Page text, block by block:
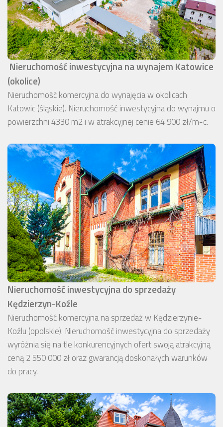
Nieruchomość inwestycyjna na wynajem Katowice
(okolice)
Nieruchomość komercyjna do wynajęcia w okolicach
Katowic (śląskie). Nieruchomość inwestycyjna do wynajmu o
powierzchni 4330 m2 i w atrakcyjnej cenie 64 900 zł/m-c.
Nieruchomość inwestycyjna do sprzedaży
Kędzierzyn-Koźle
Nieruchomość komercyjna na sprzedaż w Kędzierzynie-
Koźlu (opolskie). Nieruchomość inwestycyjna do sprzedaży
wyróżnia się na tle konkurencyjnych ofert swoją atrakcyjną
ceną 2 550 000 zł oraz gwarancją doskonałych warunków
do pracy.